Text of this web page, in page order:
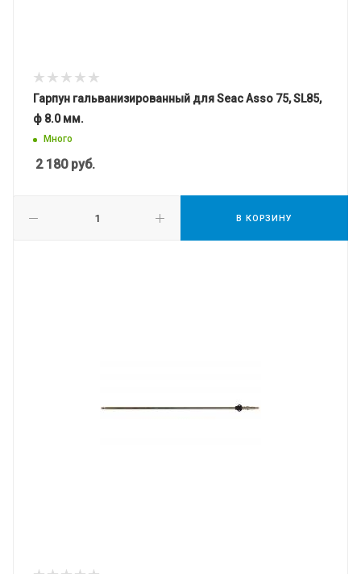
Гарпун гальванизированный для Seac Asso 75, SL85,
ф 8.0 мм.
Много
2 180руб.
В КОРЗИНУ